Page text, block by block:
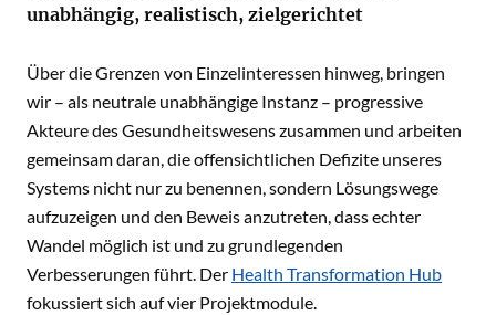
unabhängig, realistisch, zielgerichtet
Über die Grenzen von Einzelinteressen hinweg, bringen
wir – als neutrale unabhängige Instanz – progressive
Akteure des Gesundheitswesens zusammen und arbeiten
gemeinsam daran, die offensichtlichen Defizite unseres
Systems nicht nur zu benennen, sondern Lösungswege
aufzuzeigen und den Beweis anzutreten, dass echter
Wandel möglich ist und zu grundlegenden
Verbesserungen führt. Der Health Transformation Hub
fokussiert sich auf vier Projektmodule.